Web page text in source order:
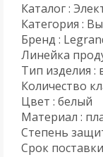
Каталог :
Категория :
Бренд :
Линейка
Тип изделия :
Количество
Цвет : белый
Материал :
Степень
Срок